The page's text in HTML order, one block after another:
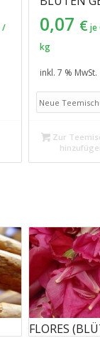
/
0,07 €je
kg
inkl. 7 % MwSt.
Zur
FLORES